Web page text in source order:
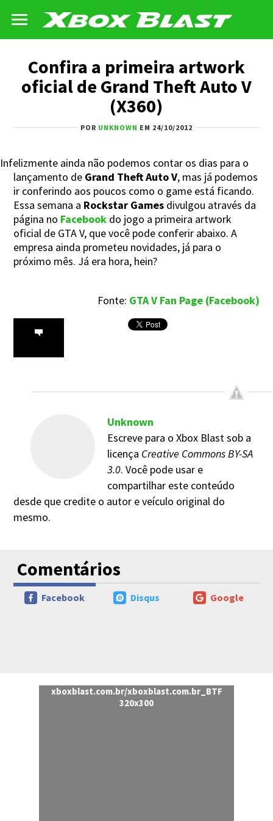
Confira a primeira artwork
oficial de Grand Theft Auto V
(X360)
POR UNKNOWN EM 24/10/2012
Infelizmente ainda não podemos contar os dias para o
lançamento de Grand Theft Auto V, mas já podemos
ir conferindo aos poucos como o game está ficando.
Essa semana a Rockstar Games divulgou através da
página no Facebook do jogo a primeira artwork
oficial de GTA V, que você pode conferir abaixo. A
empresa ainda prometeu novidades, já para o
próximo mês. Já era hora, hein?
Fonte: GTA V Fan Page (Facebook)
Unknown
Escreve para o Xbox Blast sob a
licença Creative Commons BY-SA
3.0. Você pode usar e
compartilhar este conteúdo
desde que credite o autor e veículo original do
mesmo.
Comentários
Google
Disqus
Facebook
xboxblast.com.br/xboxblast.com.br_BTF
320x300